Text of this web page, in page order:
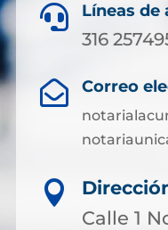
 Líneas de
316
 Correo

Calle 1